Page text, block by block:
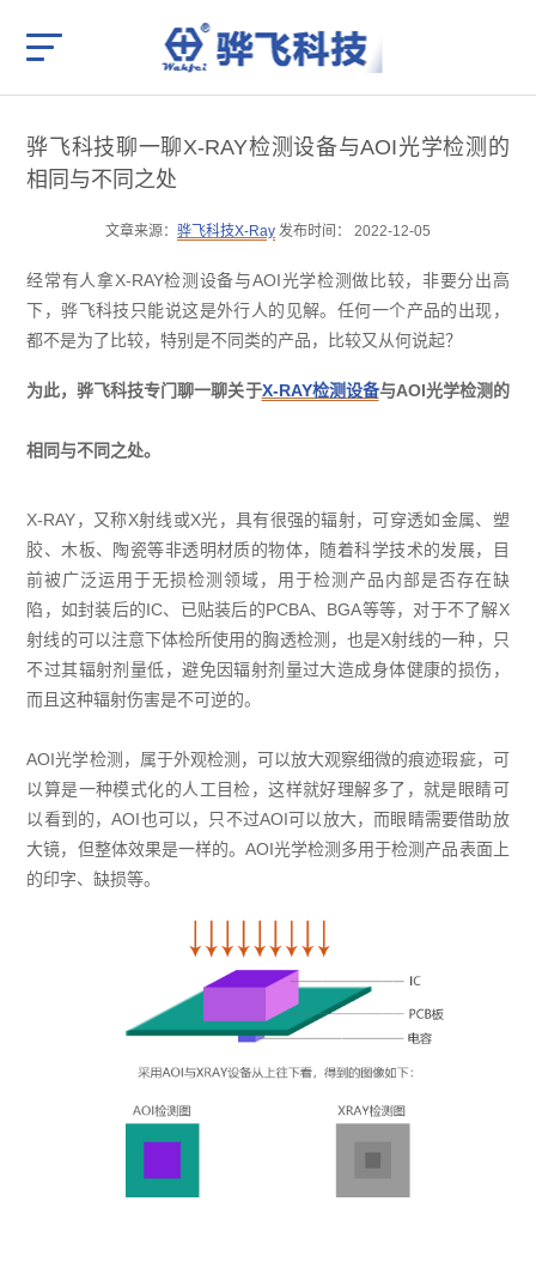
骅飞科技聊一聊X-RAY检测设备与AOI光学检测的
相同与不同之处
文章来源： 骅飞科技X-Ray 发布时间： 2022-12-05
经常有人拿X-RAY检测设备与AOI光学检测做比较，非要分出高
下，骅飞科技只能说这是外行人的见解。任何一个产品的出现，
都不是为了比较，特别是不同类的产品，比较又从何说起？
为此，骅飞科技专门聊一聊关于X-RAY检测设备与AOI光学检测的
相同与不同之处。
X-RAY，又称X射线或X光，具有很强的辐射，可穿透如金属、塑
胶、木板、陶瓷等非透明材质的物体，随着科学技术的发展，目
前被广泛运用于无损检测领域，用于检测产品内部是否存在缺
陷，如封装后的IC、已贴装后的PCBA、BGA等等，对于不了解X
射线的可以注意下体检所使用的胸透检测，也是X射线的一种，只
不过其辐射剂量低，避免因辐射剂量过大造成身体健康的损伤，
而且这种辐射伤害是不可逆的。
AOI光学检测，属于外观检测，可以放大观察细微的痕迹瑕疵，可
以算是一种模式化的人工目检，这样就好理解多了，就是眼睛可
以看到的，AOI也可以，只不过AOI可以放大，而眼睛需要借助放
大镜，但整体效果是一样的。AOI光学检测多用于检测产品表面上
的印字、缺损等。